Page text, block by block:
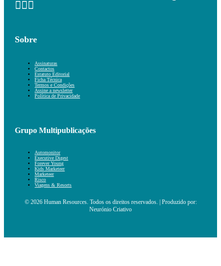
Sobre
Assinaturas
Contactos
Estatuto Editorial
Ficha Técnica
Termos e Condições
Assine a newsletter
Política de Privacidade
Grupo Multipublicações
Automonitor
Executive Digest
Forever Young
Kids Marketeer
Marketeer
Risco
Viagens & Resorts
© 2026 Human Resources. Todos os direitos reservados. | Produzido por:
Neurónio Criativo